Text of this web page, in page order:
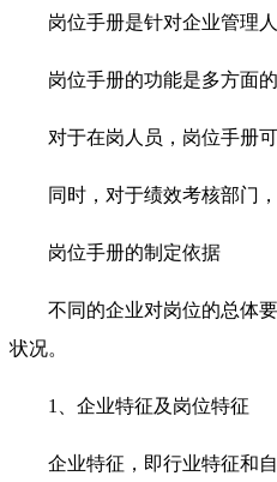
岗位手册是针对企业管理
岗位手册的功能是多方面
对于在岗人员，岗位手册
同时，对于绩效考核部门
岗位手册的制定依据
不同的企业对岗位的总体
状况。
1、企业特征及岗位特征
企业特征，即行业特征和